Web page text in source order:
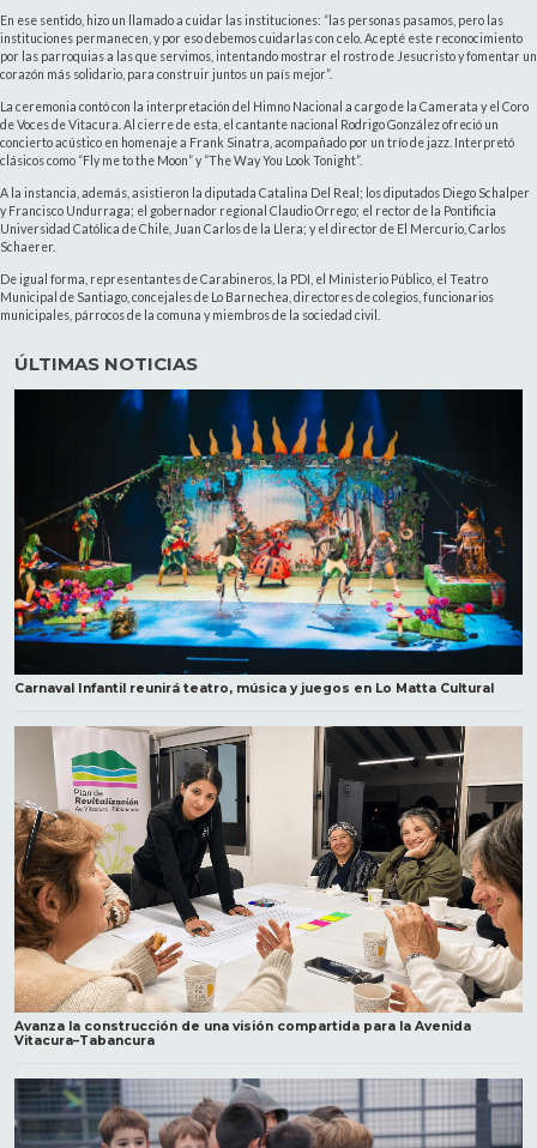
En ese sentido, hizo un llamado a cuidar las instituciones: “las personas pasamos, pero las
instituciones permanecen, y por eso debemos cuidarlas con celo. Acepté este reconocimiento
por las parroquias a las que servimos, intentando mostrar el rostro de Jesucristo y fomentar un
corazón más solidario, para construir juntos un país mejor”.
La ceremonia contó con la interpretación del Himno Nacional a cargo de la Camerata y el Coro
de Voces de Vitacura. Al cierre de esta, el cantante nacional Rodrigo González ofreció un
concierto acústico en homenaje a Frank Sinatra, acompañado por un trío de jazz. Interpretó
clásicos como “Fly me to the Moon” y “The Way You Look Tonight”.
A la instancia, además, asistieron la diputada Catalina Del Real; los diputados Diego Schalper
y Francisco Undurraga; el gobernador regional Claudio Orrego; el rector de la Pontificia
Universidad Católica de Chile, Juan Carlos de la Llera; y el director de El Mercurio, Carlos
Schaerer.
De igual forma, representantes de Carabineros, la PDI, el Ministerio Público, el Teatro
Municipal de Santiago, concejales de Lo Barnechea, directores de colegios, funcionarios
municipales, párrocos de la comuna y miembros de la sociedad civil.
ÚLTIMAS NOTICIAS
Carnaval Infantil reunirá teatro, música y juegos en Lo Matta Cultural
Avanza la construcción de una visión compartida para la Avenida
Vitacura–Tabancura